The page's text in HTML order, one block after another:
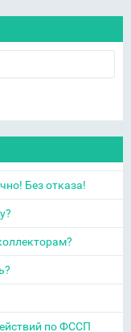
Без отказа!
по ФССП